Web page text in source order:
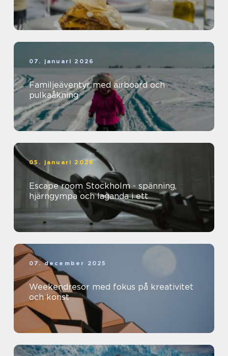
07. januari 2026
Familjeäventyr med airboard och
pulkaåkning
05. januari 2026
Escape room Stockholm - spänning,
hjärngympa och laganda i ett
07. december 2025
Weekendresor med fokus på kreativitet
och konst